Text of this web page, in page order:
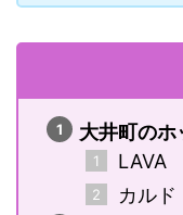
大井町の
LAVA
カルド